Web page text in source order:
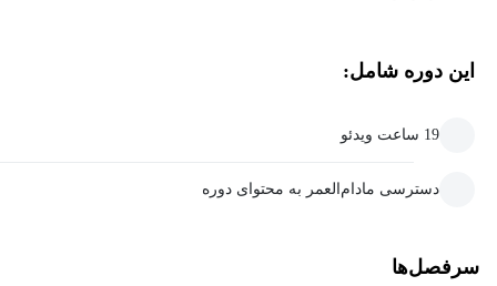
این دوره شامل:
19 ساعت ویدئو
دسترسی مادام‌العمر به محتوای دوره
سرفصل‌ها